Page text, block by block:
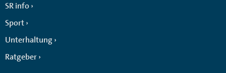
SR info
Sport
Unterhaltung
Ratgeber